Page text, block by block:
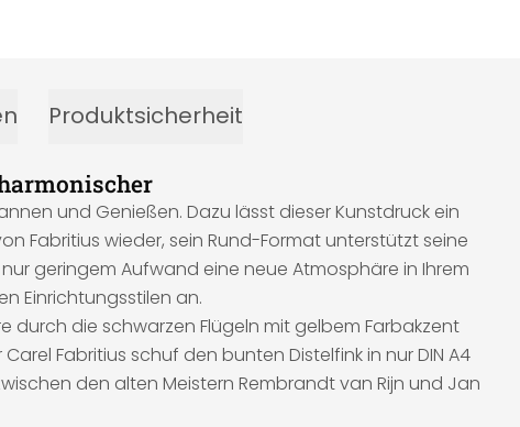
Produktsicherheit
und Genießen. Dazu lässt dieser Kunstdruck ein
Fabritius wieder, sein Rund-Format unterstützt seine
geringem Aufwand eine neue Atmosphäre in Ihrem
Einrichtungsstilen an.
durch die schwarzen Flügeln mit gelbem Farbakzent
Fabritius schuf den bunten Distelfink in nur DIN A4
den alten Meistern Rembrandt van Rijn und Jan